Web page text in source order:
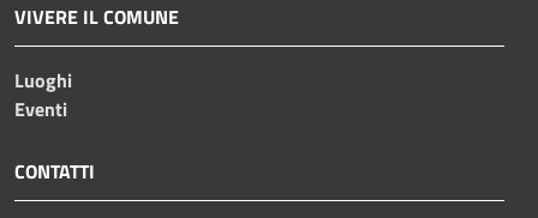
VIVERE IL COMUNE
Luoghi
Eventi
CONTATTI